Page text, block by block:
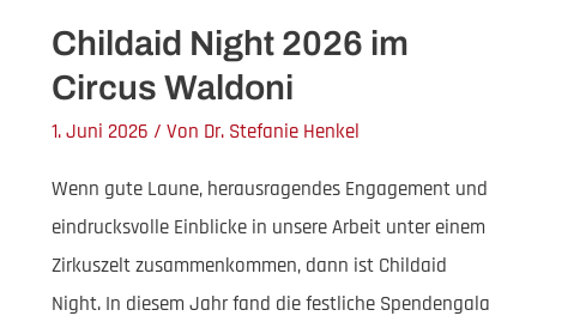
Childaid Night 2026 im
Circus Waldoni
1. Juni 2026 / Von Dr. Stefanie Henkel
Wenn gute Laune, herausragendes Engagement und
eindrucksvolle Einblicke in unsere Arbeit unter einem
Zirkuszelt zusammenkommen, dann ist Childaid
Night. In diesem Jahr fand die festliche Spendengala